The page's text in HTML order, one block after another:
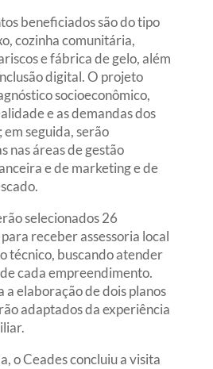
beneficiados são do tipo
cozinha comunitária,
e fábrica de gelo, além
digital. O projeto
socioeconômico,
e as demandas dos
seguida, serão
nas áreas de gestão
e de marketing e de
selecionados 26
receber assessoria local
técnico, buscando atender
cada empreendimento.
a elaboração de dois planos
adaptados da experiência
o Ceades concluiu a visita